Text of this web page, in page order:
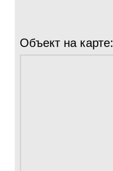
Объект на карте: